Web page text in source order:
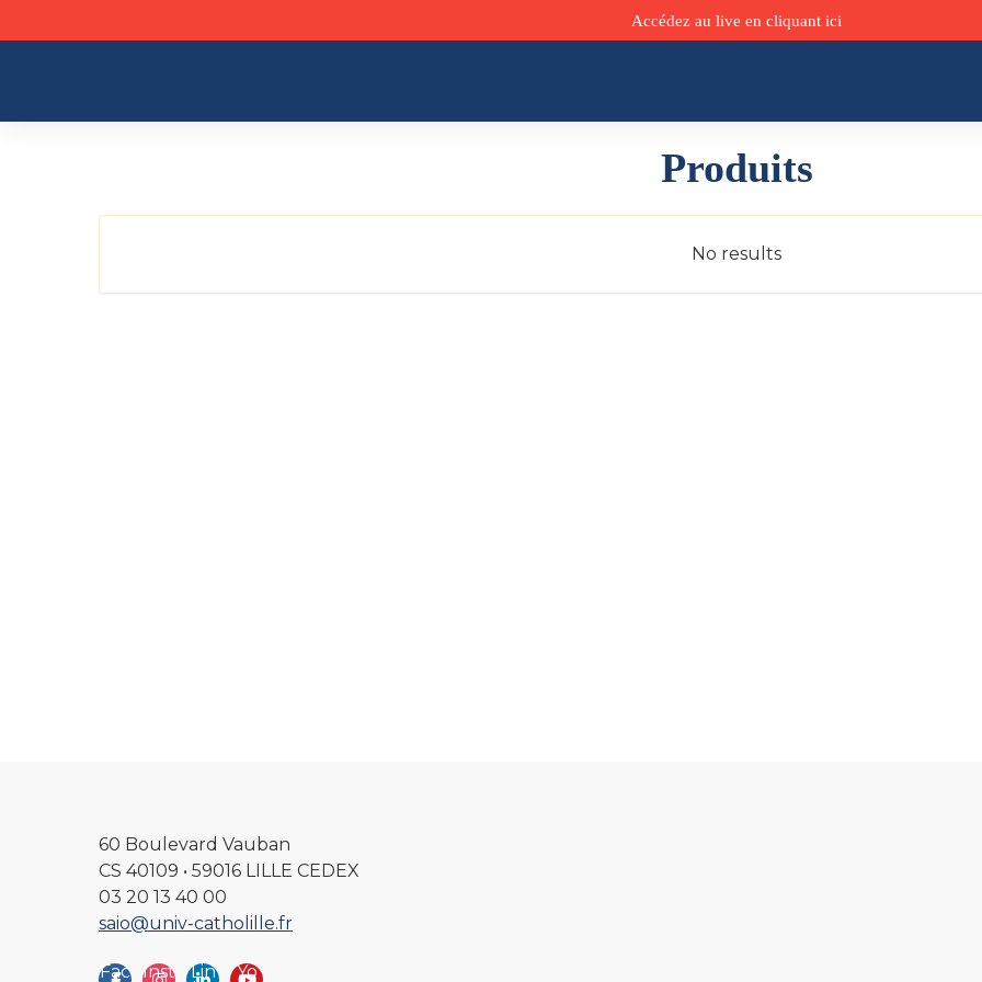
Accédez au live en cliquant ici
Produits
No results
60 Boulevard Vauban
CS 40109 • 59016 LILLE CEDEX
03 20 13 40 00
saio@univ-catholille.fr
Fac Inst
Lin
Yo